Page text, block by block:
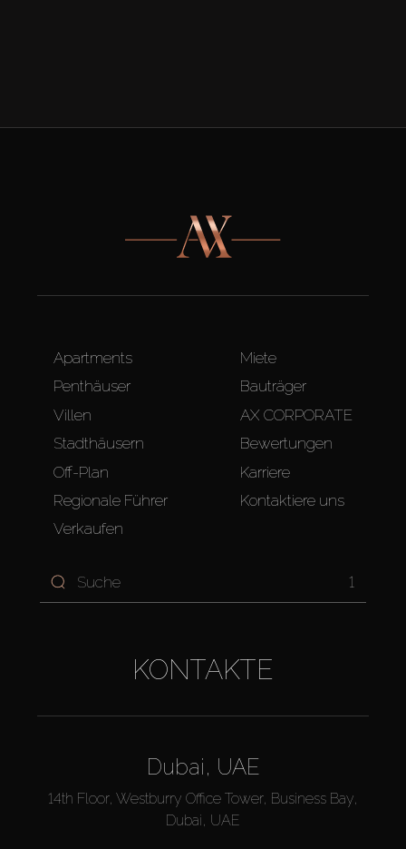
Apartments
Penthäuser
Villen
Stadthäusern
Off-Plan
Regionale Führer
Verkaufen
Miete
Bauträger
AX CORPORATE
Bewertungen
Karriere
Kontaktiere uns
1
KONTAKTE
Dubai, UAE
14th Floor, Westburry Office Tower, Business Bay,
Dubai, UAE